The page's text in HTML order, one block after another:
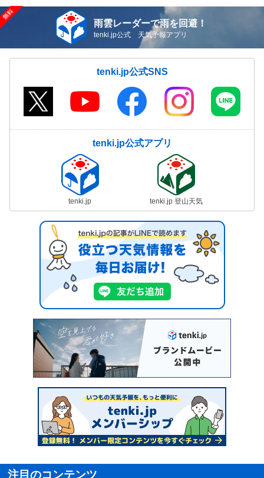
雨雲レーダーで雨を回避！
tenki.jp公式 天気予報アプリ
tenki.jp公式SNS
tenki.jp公式アプリ
tenki.jp tenki.jp 登山天気
注目のコンテンツ